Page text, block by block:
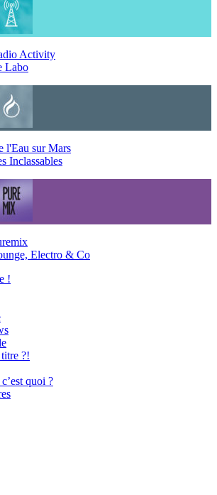
Activity
Labo
l'Eau sur Mars
Inclassables
Electro & Co
!
?!
quoi ?